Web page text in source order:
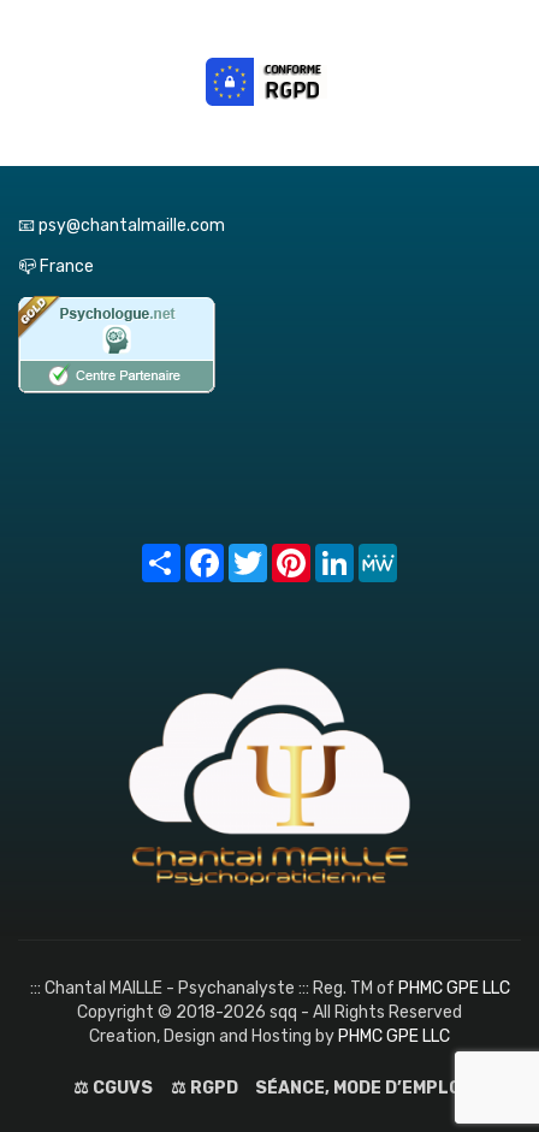
📧 psy@chantalmaille.com
📪 France
Share FacebookTwitterPinterest
LinkedIn
::: Chantal MAILLE - Psychanalyste ::: Reg. TM of PHMC GPE LLC
Copyright © 2018-2026 sqq - All Rights Reserved
Creation, Design and Hosting byPHMC GPE LLC
⚖️ CGUVS ⚖️ RGPD SÉANCE, MODE D’EMPLOI